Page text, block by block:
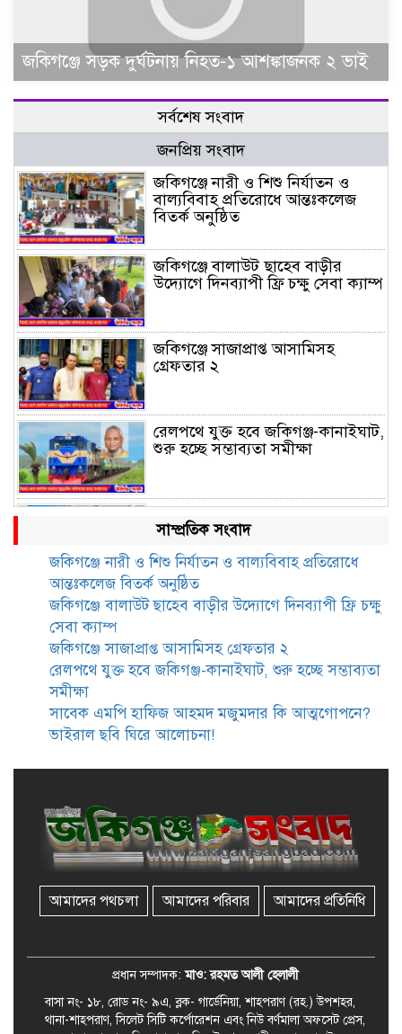
জকিগঞ্জে সড়ক দুর্ঘটনায় নিহত-১ আশঙ্কাজনক ২ ভাই
সর্বশেষ সংবাদ
জনপ্রিয় সংবাদ
জকিগঞ্জে নারী ও শিশু নির্যাতন ও
বাল্যবিবাহ প্রতিরোধে আন্তঃকলেজ
বিতর্ক অনুষ্ঠিত
জকিগঞ্জে বালাউট ছাহেব বাড়ীর
উদ্যোগে দিনব্যাপী ফ্রি চক্ষু সেবা ক্যাম্প
জকিগঞ্জে সাজাপ্রাপ্ত আসামিসহ
গ্রেফতার ২
রেলপথে যুক্ত হবে জকিগঞ্জ-কানাইঘাট,
শুরু হচ্ছে সম্ভাব্যতা সমীক্ষা
সাবেক এমপি হাফিজ আহমদ
মজুমদার কি আত্মগোপনে? ভাইরাল
ছবি ঘিরে আলোচনা!
ভাতা পেতে টাকা লাগে না, জকিগঞ্জে
সমাজসেবা কর্মকর্তার গুরুত্বপূর্ণ বার্তা
জকিগঞ্জে সরকারি পাঁচ ভাতার আবেদন
জকিগঞ্জে সুরমা নদীর বালুমহালে
সত্যতা মেলেনি
জকিগঞ্জে ৪ হাজার পিস ইয়াবাসহ
একজন গ্রেপ্তার
আসনের এমপি মুফতি আবুল হাসান
সাম্প্রতিক সংবাদ
জকিগঞ্জে নারী ও শিশু নির্যাতন ও বাল্যবিবাহ প্রতিরোধে
আন্তঃকলেজ বিতর্ক অনুষ্ঠিত
জকিগঞ্জে বালাউট ছাহেব বাড়ীর উদ্যোগে দিনব্যাপী ফ্রি চক্ষু
সেবা ক্যাম্প
জকিগঞ্জে সাজাপ্রাপ্ত আসামিসহ গ্রেফতার ২
রেলপথে যুক্ত হবে জকিগঞ্জ-কানাইঘাট, শুরু হচ্ছে সম্ভাব্যতা
সমীক্ষা
সাবেক এমপি হাফিজ আহমদ মজুমদার কি আত্মগোপনে?
ভাইরাল ছবি ঘিরে আলোচনা!
আমাদের পথচলা আমাদের পরিবার আমাদের প্রতিনিধি
প্রধান সম্পাদক:মাও: রহমত আলী হেলালী
বাসা নং- ১৮, রোড নং- ৯এ, ব্লক- গার্ডেনিয়া, শাহপরাণ (রহ.) উপশহর,
থানা-শাহপরাণ, সিলেট সিটি কর্পোরেশন এবং নিউ বর্ণমালা অফসেট প্রেস,